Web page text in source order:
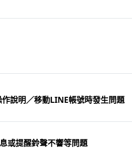
說明／移動LINE帳號時發生問題
或提醒鈴聲不響等問題